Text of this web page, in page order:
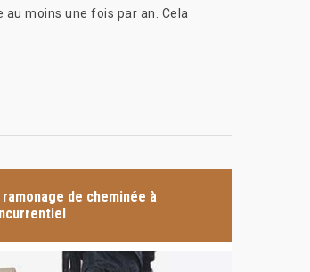
moins une fois par an. Cela
de cheminée à